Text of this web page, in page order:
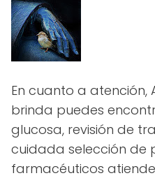
En cuanto a
brinda puedes
glucosa, revisión de
cuidada selección de
farmacéuticos